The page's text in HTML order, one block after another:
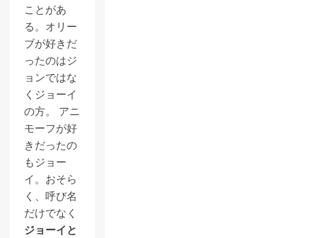
ことがあ
る。オリー
ブが好きだ
ったのはジ
ョンではな
くジョーイ
の方。 アニ
モーフが好
きだったの
もジョー
イ。おそら
く、呼び名
だけでなく
ジョーイと